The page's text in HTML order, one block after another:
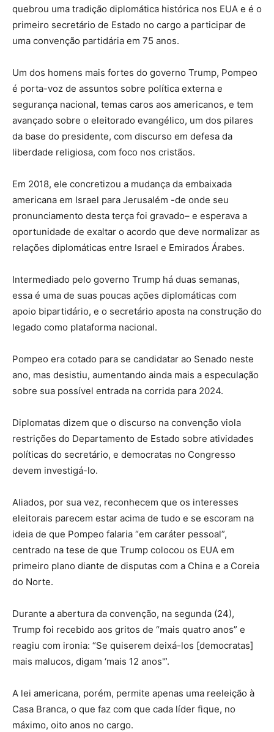
quebrou uma tradição diplomática histórica nos EUA e é o
primeiro secretário de Estado no cargo a participar de
uma convenção partidária em 75 anos.
Um dos homens mais fortes do governo Trump, Pompeo
é porta-voz de assuntos sobre política externa e
segurança nacional, temas caros aos americanos, e tem
avançado sobre o eleitorado evangélico, um dos pilares
da base do presidente, com discurso em defesa da
liberdade religiosa, com foco nos cristãos.
Em 2018, ele concretizou a mudança da embaixada
americana em Israel para Jerusalém -de onde seu
pronunciamento desta terça foi gravado– e esperava a
oportunidade de exaltar o acordo que deve normalizar as
relações diplomáticas entre Israel e Emirados Árabes.
Intermediado pelo governo Trump há duas semanas,
essa é uma de suas poucas ações diplomáticas com
apoio bipartidário, e o secretário aposta na construção do
legado como plataforma nacional.
Pompeo era cotado para se candidatar ao Senado neste
ano, mas desistiu, aumentando ainda mais a especulação
sobre sua possível entrada na corrida para 2024.
Diplomatas dizem que o discurso na convenção viola
restrições do Departamento de Estado sobre atividades
políticas do secretário, e democratas no Congresso
devem investigá-lo.
Aliados, por sua vez, reconhecem que os interesses
eleitorais parecem estar acima de tudo e se escoram na
ideia de que Pompeo falaria “em caráter pessoal”,
centrado na tese de que Trump colocou os EUA em
primeiro plano diante de disputas com a China e a Coreia
do Norte.
Durante a abertura da convenção, na segunda (24),
Trump foi recebido aos gritos de “mais quatro anos” e
reagiu com ironia: “Se quiserem deixá-los [democratas]
mais malucos, digam ‘mais 12 anos'”.
A lei americana, porém, permite apenas uma reeleição à
Casa Branca, o que faz com que cada líder fique, no
máximo, oito anos no cargo.